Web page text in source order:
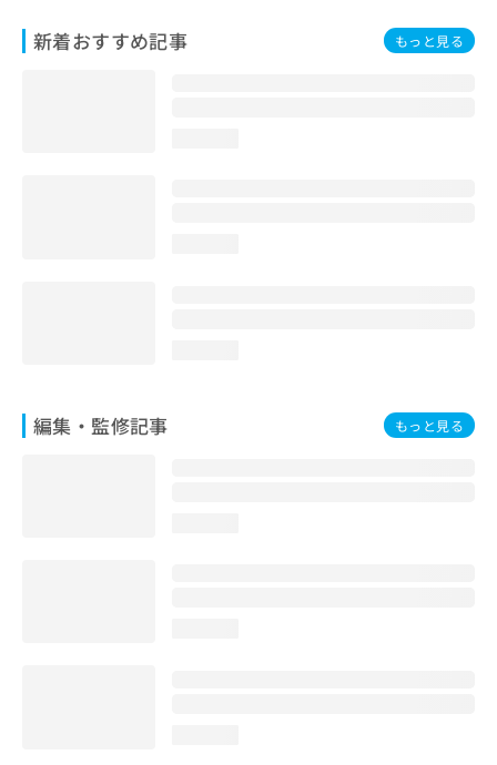
新着おすすめ記事 もっと見る
編集・監修記事 もっと見る
問